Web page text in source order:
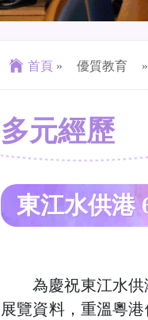
首頁 » 優質教育 »
多元經歷
東江水供港
為慶祝東江水
展覽資料，重溫粵